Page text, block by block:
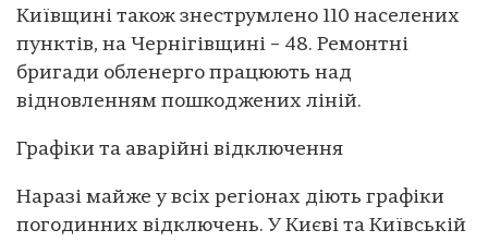
Київщині також знеструмлено 110 населених
пунктів, на Чернігівщині – 48. Ремонтні
бригади обленерго працюють над
відновленням пошкоджених ліній.
Графіки та аварійні відключення
Наразі майже у всіх регіонах діють графіки
погодинних відключень. У Києві та Київській